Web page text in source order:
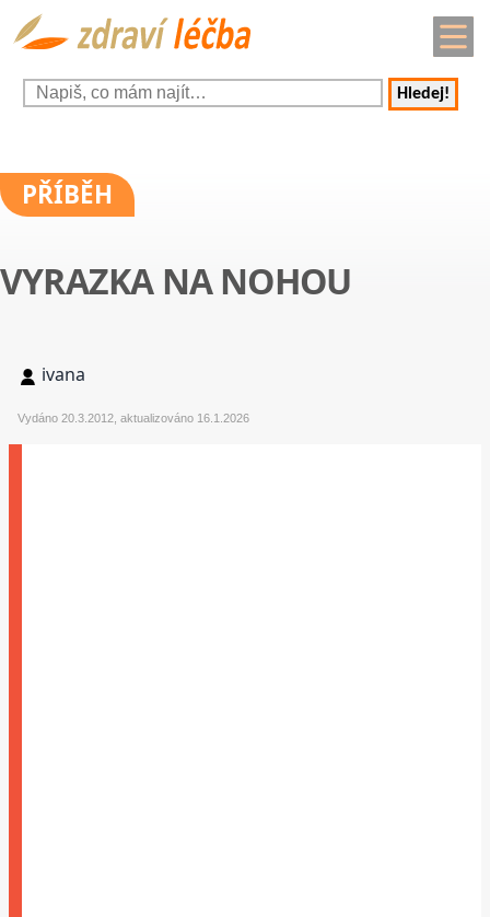
Hledej!
PŘÍBĚH
VYRAZKA NA NOHOU
ivana
Vydáno 20.3.2012, aktualizováno 16.1.2026